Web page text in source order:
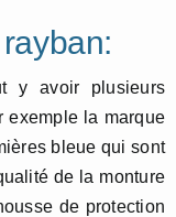
y avoir plusieurs
exemple la marque
bleue qui sont
de la monture
de protection